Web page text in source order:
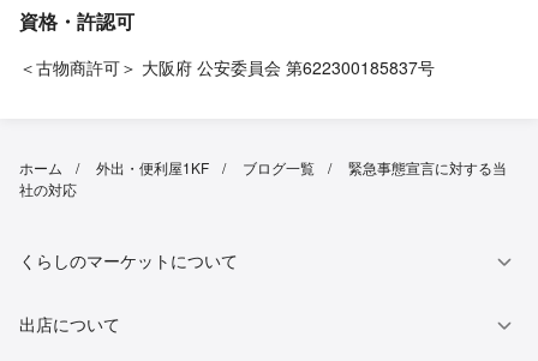
資格・許認可
＜古物商許可＞ 大阪府 公安委員会 第622300185837号
ホーム 外出・便利屋1KF ブログ一覧
緊急事態宣言に対する当
社の対応
くらしのマーケットについて
出店について